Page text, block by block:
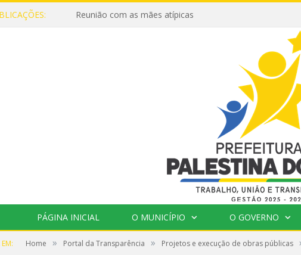
Reunião com as mães atípicas
PÁGINA INICIAL O MUNICÍPIO O GOVERNO
Home » Portal da Transparência » Projetos e execução de obras públicas